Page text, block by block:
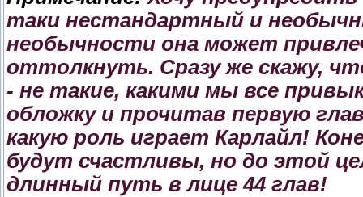
таки нестандартный и
необычности она может
оттолкнуть. Сразу же скажу,
- не такие, какими мы все
обложку и прочитав первую
какую роль играет Карлайл!
будут счастливы, но до этой
длинный путь в лице 44 глав!